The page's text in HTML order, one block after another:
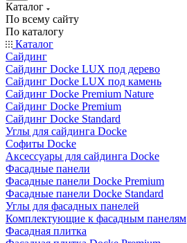
Каталог
По всему сайту
По каталогу
Каталог
Сайдинг
Сайдинг Docke LUX под дерево
Сайдинг Docke LUX под камень
Сайдинг Docke Premium Nature
Сайдинг Docke Premium
Сайдинг Docke Standard
Углы для сайдинга Docke
Софиты Docke
Аксессуары для сайдинга Docke
Фасадные панели
Фасадные панели Docke Premium
Фасадные панели Docke Standard
Углы для фасадных панелей
Комплектующие к фасадным панелям
Фасадная плитка